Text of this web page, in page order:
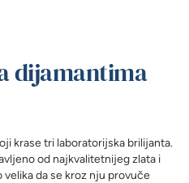
dijamantima
krase tri laboratorijska brilijanta.
od najkvalitetnijeg zlata i
da se kroz nju provuče